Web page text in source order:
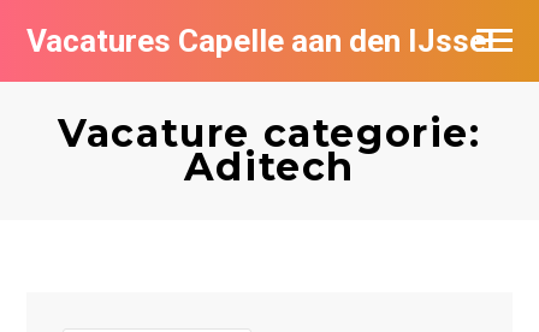
Vacatures Capelle aan den IJssel
Vacature categorie:
Aditech